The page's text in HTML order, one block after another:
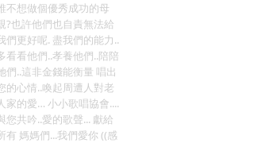
不想做個優秀成功的母
?也許他們也自責無法給
們更好呢. 盡我們的能力..
看看他們..孝養他們..陪陪
們..這非金錢能衡量 唱出
的心情..喚起周遭人對老
家的愛… 小小歌唱協會....
您共吟..愛的歌聲... 獻給
有 媽媽們...我們愛你 ((感